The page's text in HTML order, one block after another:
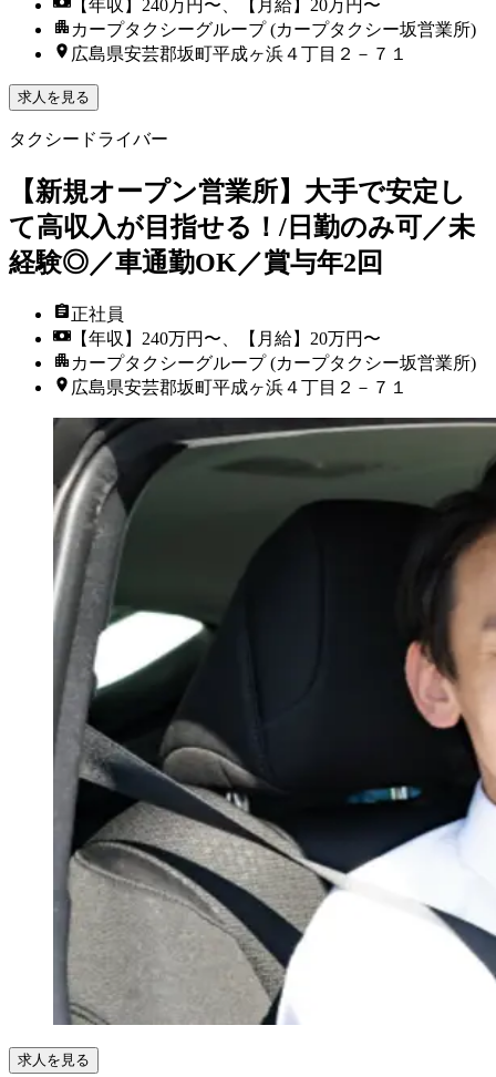
【年収】240万円〜、【月給】20万円〜
カープタクシーグループ (カープタクシー坂営業所)
広島県安芸郡坂町平成ヶ浜４丁目２－７１
求人を見る
タクシードライバー
【新規オープン営業所】大手で安定し
て高収入が目指せる！/日勤のみ可／未
経験◎／車通勤OK／賞与年2回
正社員
【年収】240万円〜、【月給】20万円〜
カープタクシーグループ (カープタクシー坂営業所)
広島県安芸郡坂町平成ヶ浜４丁目２－７１
求人を見る